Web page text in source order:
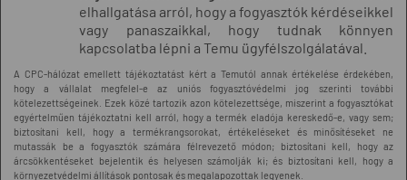
elhallgatása arról, hogy a fogyasztók kérdéseikkel
vagy panaszaikkal, hogy tudnak könnyen
kapcsolatba lépni a Temu ügyfélszolgálatával.
A CPC-hálózat emellett tájékoztatást kért a Temutól annak értékelése érdekében,
hogy a vállalat megfelel-e az uniós fogyasztóvédelmi jog szerinti további
kötelezettségeinek. Ezek közé tartozik azon kötelezettsége, miszerint a fogyasztókat
egyértelműen tájékoztatni kell arról, hogy a termék eladója kereskedő-e, vagy sem;
biztosítani kell, hogy a termékrangsorokat, értékeléseket és minősítéseket ne
mutassák be a fogyasztók számára félrevezető módon; biztosítani kell, hogy az
árcsökkentéseket bejelentik és helyesen számolják ki; és biztosítani kell, hogy a
környezetvédelmi állítások pontosak és megalapozottak legyenek.